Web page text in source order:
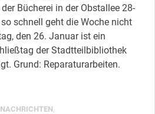
Bücherei in der Obstallee 28-
schnell geht die Woche nicht
den 26. Januar ist ein
der Stadtteilbibliothek
Grund: Reparaturarbeiten.
NACHRICHTEN